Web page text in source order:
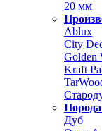
20 мм
Ablux
City
Golden
Kraft
Порода
Дуб